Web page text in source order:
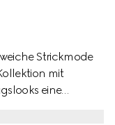
Strickmode
mit
eine